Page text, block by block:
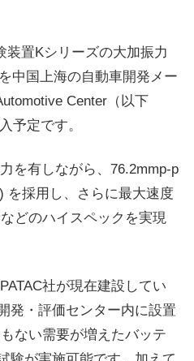
装置Kシリーズの大加振力
中国上海の自動車開発メー
Center（以下
予定です。
を有しながら、76.2mmp-p
を採用し、さらに最大速度
どのハイスペックを実現
社が現在建設してい
発・評価センター内に設置
ない需要が増えたバッテ